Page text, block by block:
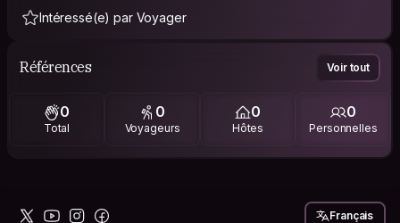
Intéressé(e) par Voyager
Références Voir tout
0
Total
0
Voyageurs
0
Hôtes
0
Personnelles
Français